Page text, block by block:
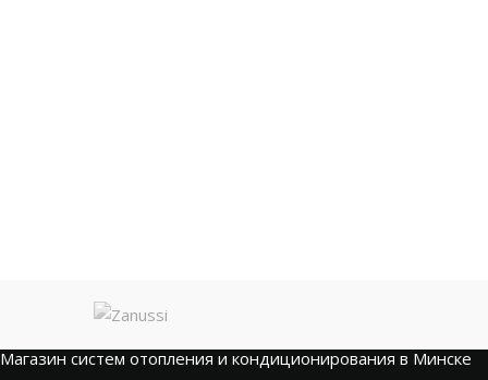
Магазин систем отопления и кондиционирования в Минске